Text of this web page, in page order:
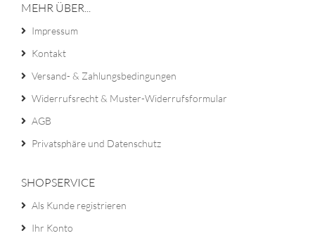
MEHR ÜBER...
Impressum
Kontakt
Versand- & Zahlungsbedingungen
Widerrufsrecht & Muster-Widerrufsformular
AGB
Privatsphäre und Datenschutz
SHOPSERVICE
Als Kunde registrieren
Ihr Konto